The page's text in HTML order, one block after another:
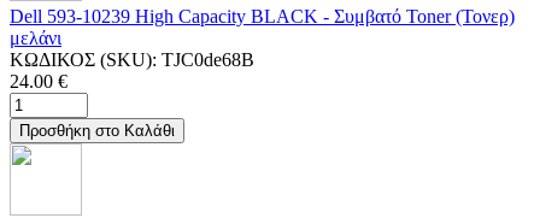
Dell 593-10239 High Capacity BLACK - Συμβατό Toner (Τονερ)
μελάνι
ΚΩΔΙΚΟΣ (SKU): TJC0de68B
24.00 €
Προσθήκη στο Καλάθι